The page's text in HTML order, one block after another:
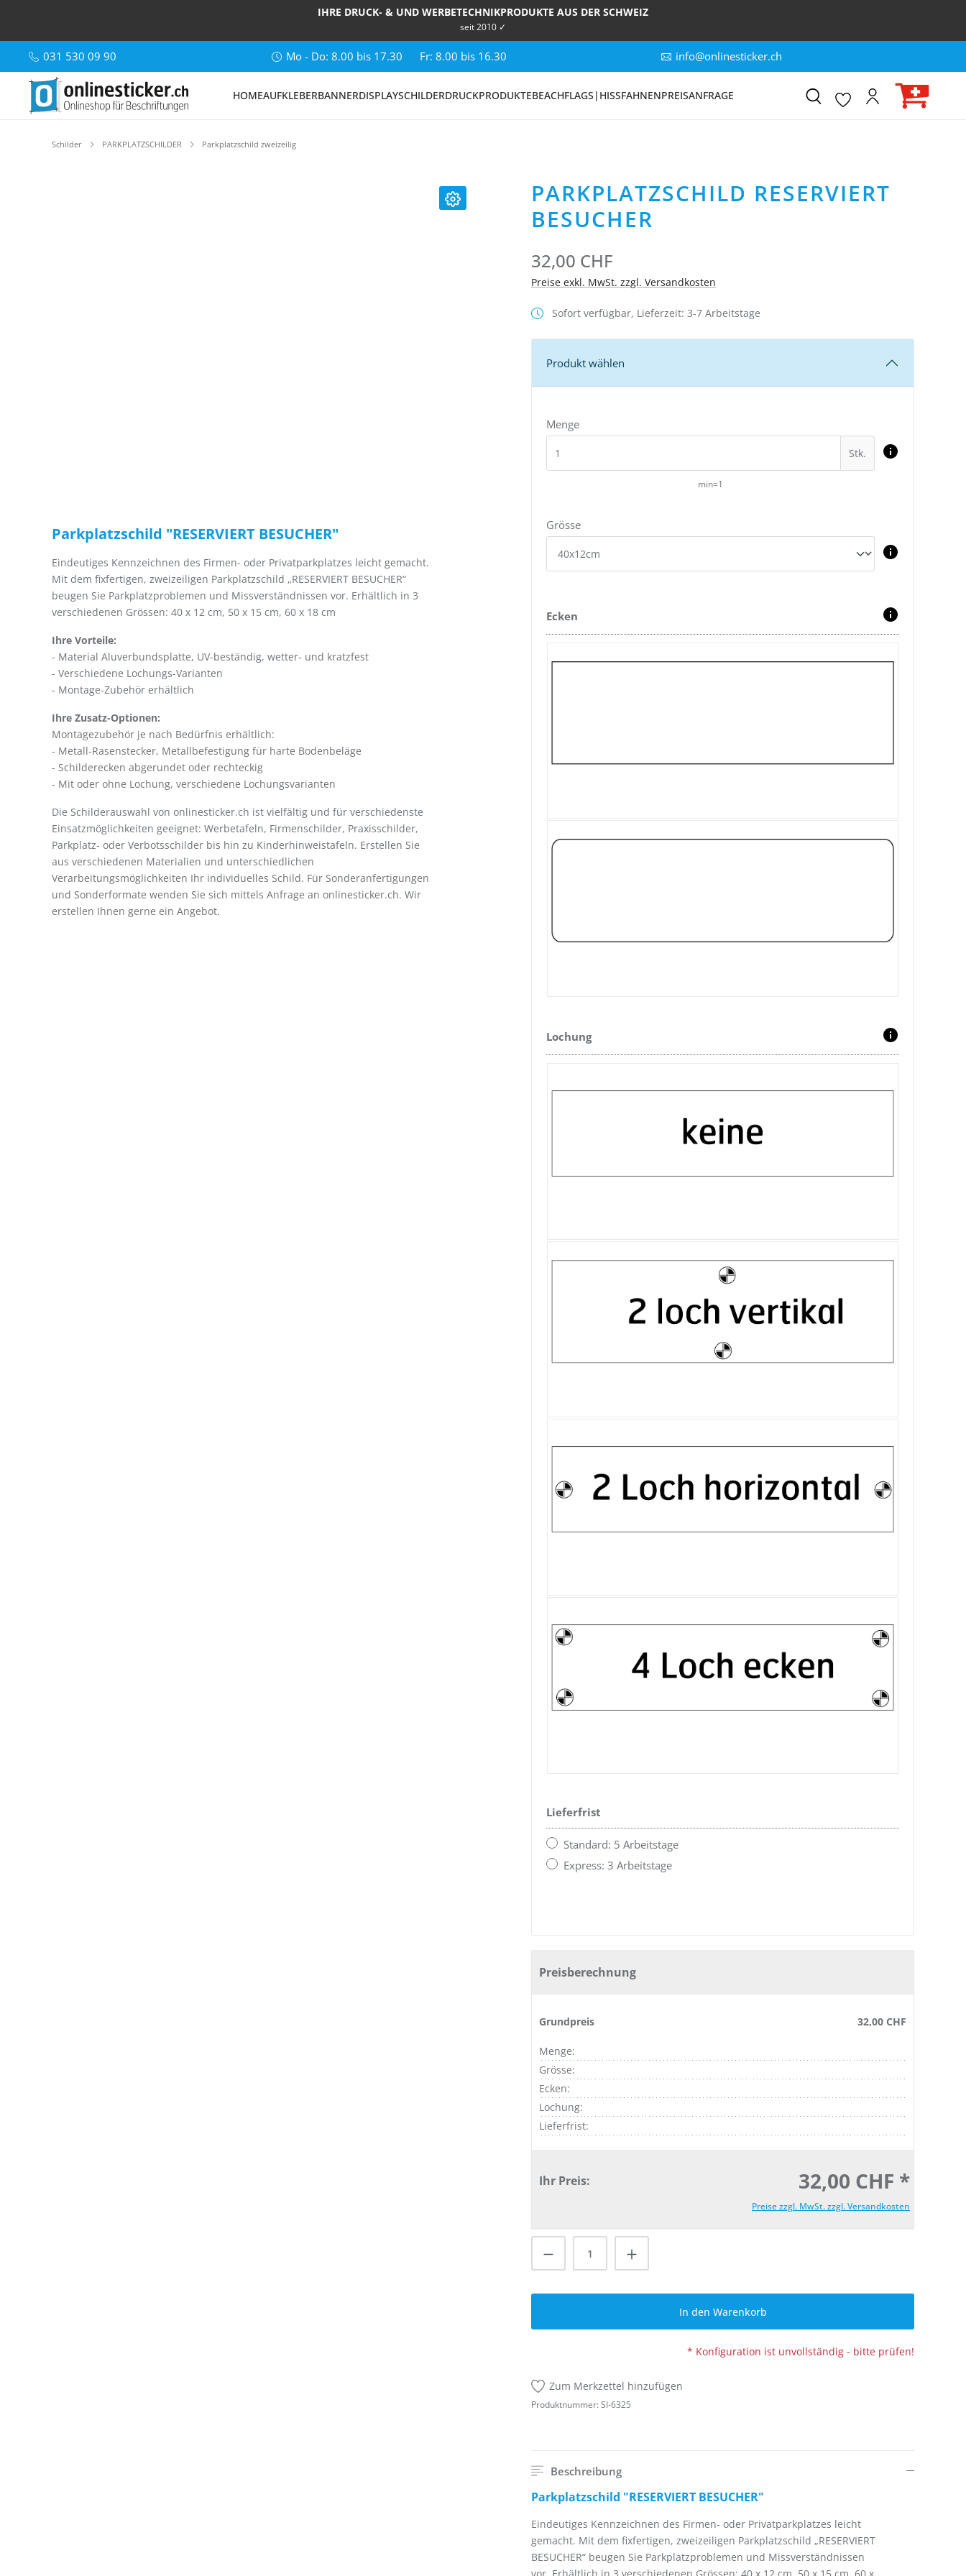
IHRE DRUCK- & UND WERBETECHNIKPRODUKTE AUS DER SCHWEIZ
seit 2010 ✓
031 530 09 90 Mo - Do: 8.00 bis 17.30 Fr: 8.00 bis 16.30 info@onlinesticker.ch
HOMEAUFKLEBERBANNERDISPLAYSCHILDERDRUCKPRODUKTEBEACHFLAGS|HISSFAHNENPREISANFRAGE
Schilder PARKPLATZSCHILDER Parkplatzschild zweizeilig
Parkplatzschild "RESERVIERT BESUCHER"
Eindeutiges Kennzeichnen des Firmen- oder Privatparkplatzes leicht gemacht.
Mit dem fixfertigen, zweizeiligen Parkplatzschild „RESERVIERT BESUCHER“
beugen Sie Parkplatzproblemen und Missverständnissen vor. Erhältlich in 3
verschiedenen Grössen: 40 x 12 cm, 50 x 15 cm, 60 x 18 cm
Ihre Vorteile:
- Material Aluverbundsplatte, UV-beständig, wetter- und kratzfest
- Verschiedene Lochungs-Varianten
- Montage-Zubehör erhältlich
Ihre Zusatz-Optionen:
Montagezubehör je nach Bedürfnis erhältlich:
- Metall-Rasenstecker, Metallbefestigung für harte Bodenbeläge
- Schilderecken abgerundet oder rechteckig
- Mit oder ohne Lochung, verschiedene Lochungsvarianten
Die Schilderauswahl von onlinesticker.ch ist vielfältig und für verschiedenste
Einsatzmöglichkeiten geeignet: Werbetafeln, Firmenschilder, Praxisschilder,
Parkplatz- oder Verbotsschilder bis hin zu Kinderhinweistafeln. Erstellen Sie
aus verschiedenen Materialien und unterschiedlichen
Verarbeitungsmöglichkeiten Ihr individuelles Schild. Für Sonderanfertigungen
und Sonderformate wenden Sie sich mittels Anfrage an onlinesticker.ch. Wir
erstellen Ihnen gerne ein Angebot.
PARKPLATZSCHILD RESERVIERT
BESUCHER
32,00 CHF
Preise exkl. MwSt. zzgl. Versandkosten
Sofort verfügbar, Lieferzeit: 3-7 Arbeitstage
Produkt wählen
Menge
Stk.
min=1
Grösse
Ecken
Lochung
Lieferfrist
Standard: 5 Arbeitstage
Express: 3 Arbeitstage
Preisberechnung
Grundpreis 32,00 CHF
Menge:
Grösse:
Ecken:
Lochung:
Lieferfrist:
Ihr Preis: 32,00 CHF *
Preise zzgl. MwSt. zzgl. Versandkosten
Produkt Anzahl: Gib den gewünschten Wert ein
In den Warenkorb
* Konfiguration ist unvollständig - bitte prüfen!
Zum Merkzettel hinzufügen
Produktnummer: SI-6325
Beschreibung
Parkplatzschild "RESERVIERT BESUCHER"
Eindeutiges Kennzeichnen des Firmen- oder Privatparkplatzes leicht
gemacht. Mit dem fixfertigen, zweizeiligen Parkplatzschild „RESERVIERT
BESUCHER“ beugen Sie Parkplatzproblemen und Missverständnissen
vor. Erhältlich in 3 verschiedenen Grössen: 40 x 12 cm, 50 x 15 cm, 60 x